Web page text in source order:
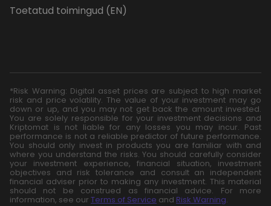
Toetatud toimingud (EN)
*Risk Warning: Digital asset prices are subject to high market
risk and price volatility. The value of your investment may go
down or up, and you may not get back the amount invested.
You are solely responsible for your investment decisions and
Kriptomat is not liable for any losses you may incur. Past
performance is not a reliable predictor of future performance.
You should only invest in products you are familiar with and
where you understand the risks. You should carefully consider
your investment experience, financial situation, investment
objectives and risk tolerance and consult an independent
financial adviser prior to making any investment. This material
should not be construed as financial advice. For more
information, see our Terms of Service and Risk Warning.